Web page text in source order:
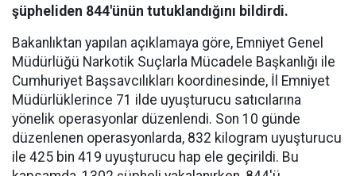
şüpheliden 844'ünün tutuklandığını bildirdi.
Bakanlıktan yapılan açıklamaya göre, Emniyet Genel
Müdürlüğü Narkotik Suçlarla Mücadele Başkanlığı ile
Cumhuriyet Başsavcılıkları koordinesinde, İl Emniyet
Müdürlüklerince 71 ilde uyuşturucu satıcılarına
yönelik operasyonlar düzenlendi. Son 10 günde
düzenlenen operasyonlarda, 832 kilogram uyuşturucu
ile 425 bin 419 uyuşturucu hap ele geçirildi. Bu